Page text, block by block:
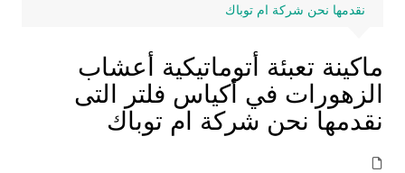
نقدمها نحن شركة ام توباك
ماكينة تعبئة أتوماتيكية أعشاب
الزهورات في أكياس فلتر التى
نقدمها نحن شركة ام توباك